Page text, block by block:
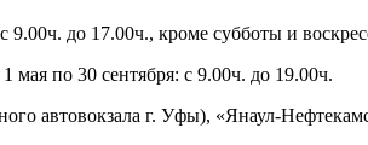
до 17.00ч., кроме субботы и
мая по 30 сентября: с 9.00ч. до 19.00ч.
автовокзала г. Уфы), «Янаул-